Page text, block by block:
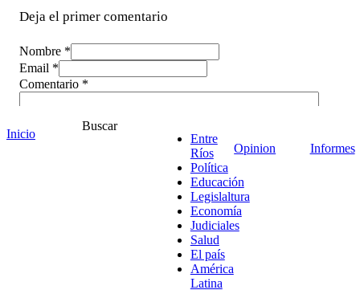
Deja el primer comentario
Nombre *
Email *
Comentario *
Inicio
Buscar
Entre
Ríos
Política
Educación
Legislaltura
Economía
Judiciales
Salud
El país
América
Latina
Opinion Informes